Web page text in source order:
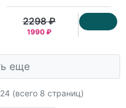
2298 ₽
1990 ₽
еще
(всего 8 страниц)